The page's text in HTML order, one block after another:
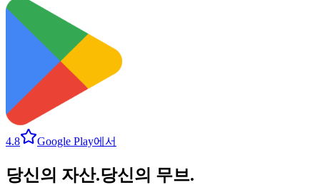
4.8 Google Play에서
당신의 자산.당신의 무브.